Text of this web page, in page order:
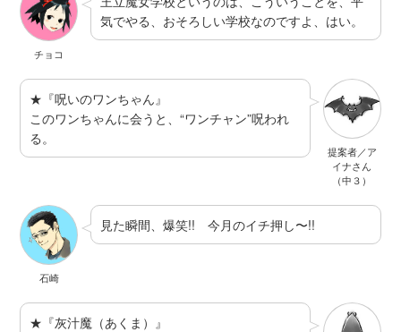
チョコ
気でやる、おそろしい学校なのですよ、はい。
提案者／ア
イナさん
（中３）
★『呪いのワンちゃん』
このワンちゃんに会うと、“ワンチャン”呪われ
る。
石崎
見た瞬間、爆笑!! 今月のイチ押し〜!!
★『灰汁魔（あくま）』